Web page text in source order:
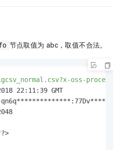
节点取值为 abc，取值不合法。
oss-